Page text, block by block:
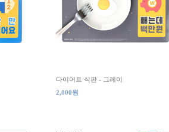
다이어트 식판 - 그레이
2,000원